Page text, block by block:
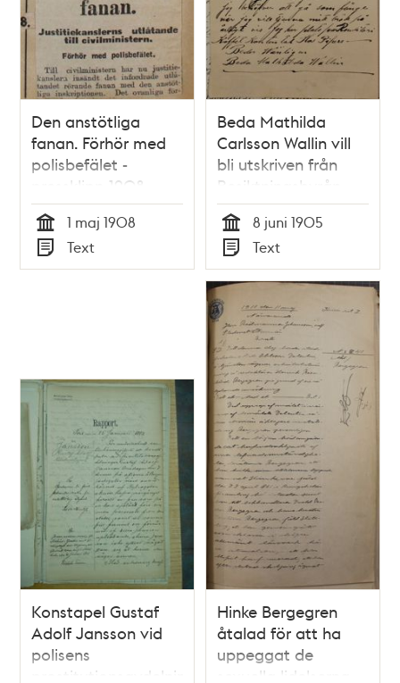
Den anstötliga
fanan. Förhör med
polisbefälet -
pressklipp 1908
Tid
1 maj 1908
Typ
Text
Beda Mathilda
Carlsson Wallin vill
bli utskriven från
Besiktningsbyrån
Tid
8 juni 1905
Typ
Text
Konstapel Gustaf
Adolf Jansson vid
polisens
prostitutionsavdelning
Hinke Bergegren
åtalad för att ha
uppeggat de
sexuella lidelserna -